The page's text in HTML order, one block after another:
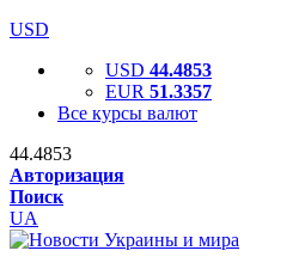
USD
USD 44.4853
EUR 51.3357
Все курсы валют
44.4853
Авторизация
Поиск
UA